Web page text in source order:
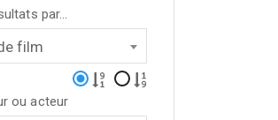
par...
film
ou acteur